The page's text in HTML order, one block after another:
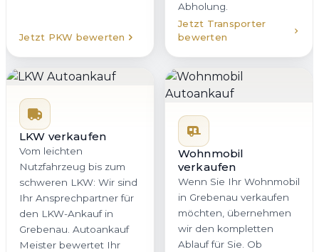
Jetzt PKW bewerten
Abholung.
Jetzt Transporter
bewerten
LKW verkaufen
Vom leichten
Nutzfahrzeug bis zum
schweren LKW: Wir sind
Ihr Ansprechpartner für
den LKW-Ankauf in
Grebenau. Autoankauf
Meister bewertet Ihr
Wohnmobil
verkaufen
Wenn Sie Ihr Wohnmobil
in Grebenau verkaufen
möchten, übernehmen
wir den kompletten
Ablauf für Sie. Ob